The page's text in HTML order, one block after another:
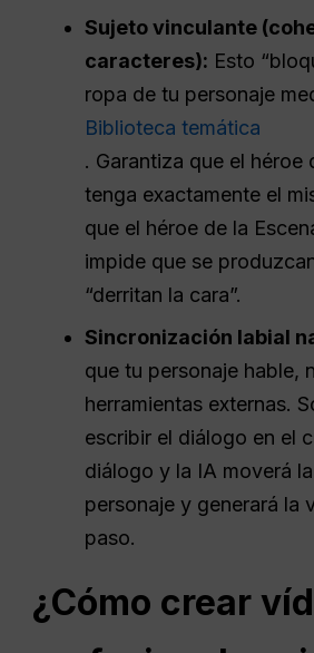
Sujeto vinculante
caracteres): Esto
ropa de tu personaje
Biblioteca temática
. Garantiza que el héroe
tenga exactamente el
que el héroe de la
impide que se
“derritan la cara”.
Sincronización labial
que tu personaje hable,
herramientas externas.
escribir el diálogo en el
diálogo y la IA moverá
personaje y generará la
paso.
¿Cómo crear